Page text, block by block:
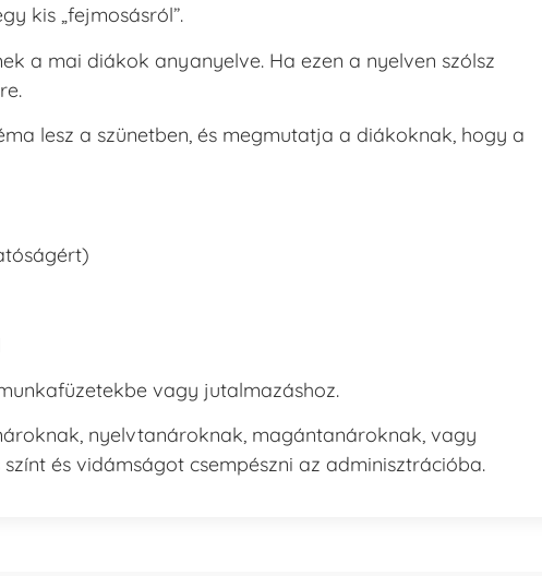
kis „fejmosásról”.
a mai diákok anyanyelve. Ha ezen a nyelven szólsz
lesz a szünetben, és megmutatja a diákoknak, hogy a
vagy jutalmazáshoz.
nyelvtanároknak, magántanároknak, vagy
és vidámságot csempészni az adminisztrációba.